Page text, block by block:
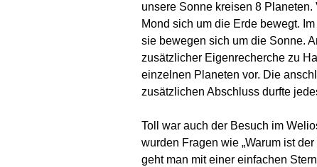
unsere Sonne kreisen 8
Mond sich um die Erde bewegt.
sie bewegen sich um die Sonne.
zusätzlicher Eigenrecherche zu
einzelnen Planeten vor. Die
zusätzlichen Abschluss durfte
Toll war auch der Besuch im
wurden Fragen wie „Warum ist
geht man mit einer einfachen